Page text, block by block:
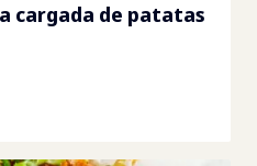
cargada de patatas